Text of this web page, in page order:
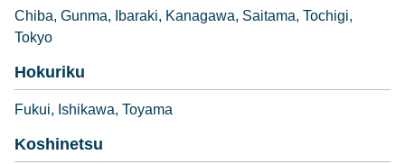
Chiba Gunma Ibaraki Kanagawa Saitama Tochigi
Tokyo
Hokuriku
Fukui Ishikawa Toyama
Koshinetsu